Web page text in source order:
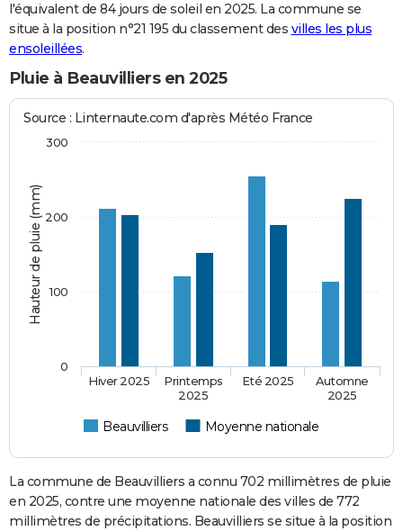
l'équivalent de 84 jours de soleil en 2025. La commune se
situe à la position n°21 195 du classement des villes les plus
ensoleillées.
Pluie à Beauvilliers en 2025
Hauteur de pluie (mm)
Source : Linternaute.com d'après Météo France
Beauvilliers Moyenne nationale
Hiver 2025
Printemps
2025
Eté 2025
Automne
2025
0
100
200
300
La commune de Beauvilliers a connu 702 millimètres de pluie
en 2025, contre une moyenne nationale des villes de 772
millimètres de précipitations. Beauvilliers se situe à la position